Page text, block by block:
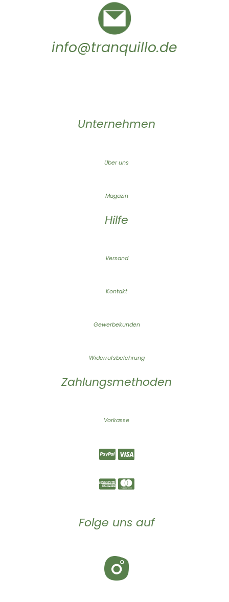
info@tranquillo.de
Unternehmen
Über uns
Magazin
Hilfe
Versand
Kontakt
Gewerbekunden
Widerrufsbelehrung
Zahlungsmethoden
Vorkasse
Folge uns auf